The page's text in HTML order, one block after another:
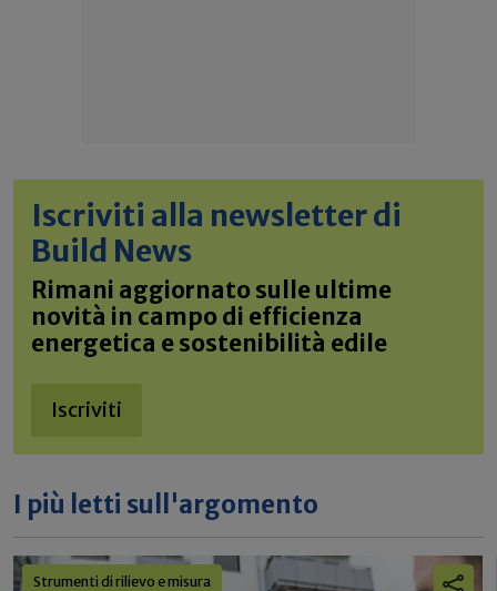
Iscriviti alla newsletter di
Build News
Rimani aggiornato sulle ultime
novità in campo di efficienza
energetica e sostenibilità edile
Iscriviti
I più letti sull'argomento
Strumenti di rilievo e misura